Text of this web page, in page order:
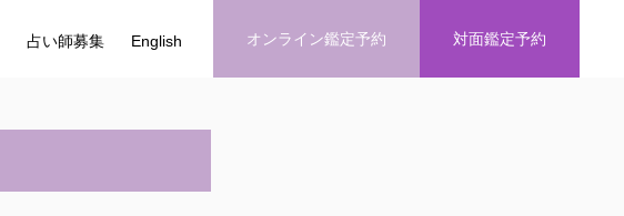
占い師募集 English オンライン鑑定予約 対面鑑定予約